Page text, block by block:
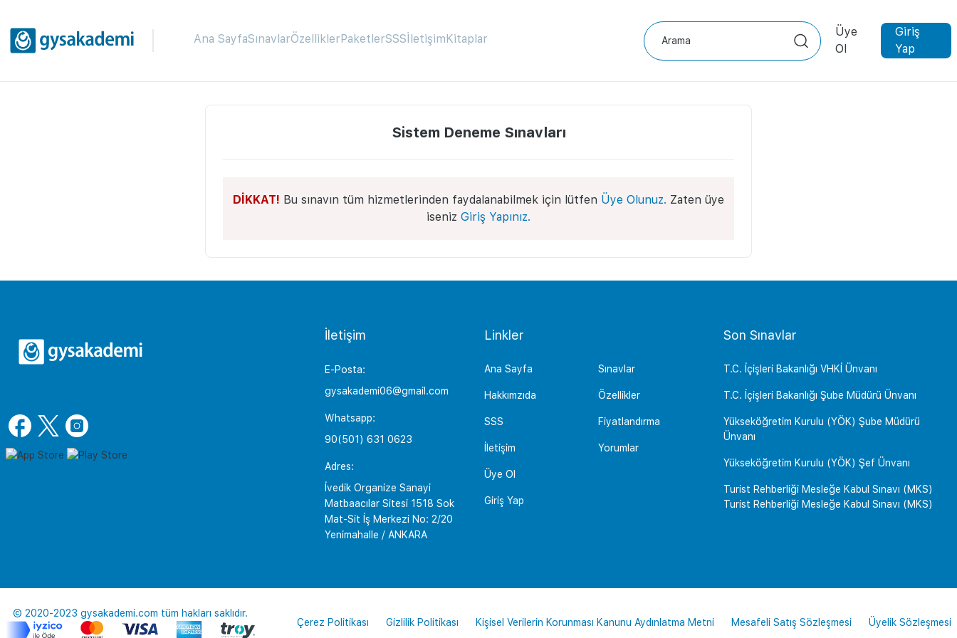
Ana SayfaSınavlarÖzelliklerPaketlerSSSİletişimKitaplar
Üye
Ol
Giriş
Yap
Sistem Deneme Sınavları
DİKKAT! Bu sınavın tüm hizmetlerinden faydalanabilmek için lütfen Üye Olunuz. Zaten üye
iseniz Giriş Yapınız.
İletişim
E-Posta:
gysakademi06@gmail.com
Whatsapp:
90(501) 631 0623
Adres:
İvedik Organize Sanayi
Matbaacılar Sitesi 1518 Sok
Mat-Sit İş Merkezi No: 2/20
Yenimahalle / ANKARA
Linkler
Ana Sayfa
Hakkımzıda
SSS
İletişim
Üye Ol
Giriş Yap
Sınavlar
Özellikler
Fiyatlandırma
Yorumlar
Son Sınavlar
T.C. İçişleri Bakanlığı VHKİ Ünvanı
T.C. İçişleri Bakanlığı Şube Müdürü Ünvanı
Yükseköğretim Kurulu (YÖK) Şube Müdürü
Ünvanı
Yükseköğretim Kurulu (YÖK) Şef Ünvanı
Turist Rehberliği Mesleğe Kabul Sınavı (MKS)
Turist Rehberliği Mesleğe Kabul Sınavı (MKS)
© 2020-2023 gysakademi.com tüm hakları saklıdır.
Çerez Politikası
Gizlilik Politikası Kişisel Verilerin Korunması Kanunu Aydınlatma Metni Mesafeli Satış Sözleşmesi Üyelik Sözleşmesi